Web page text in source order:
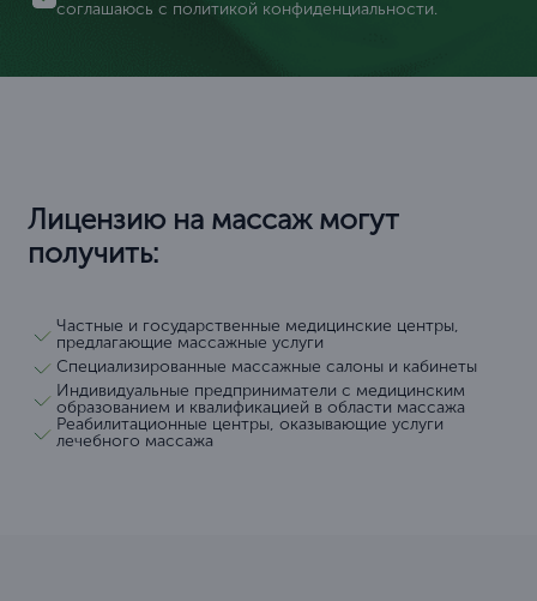
соглашаюсь с политикой конфиденциальности.
Лицензию на массаж могут
получить:
Частные и государственные медицинские центры,
предлагающие массажные услуги
Специализированные массажные салоны и кабинеты
Индивидуальные предприниматели с медицинским
образованием и квалификацией в области массажа
Реабилитационные центры, оказывающие услуги
лечебного массажа